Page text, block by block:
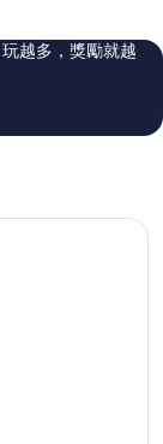
蘭
灣
評
論
越多，獎勵就越